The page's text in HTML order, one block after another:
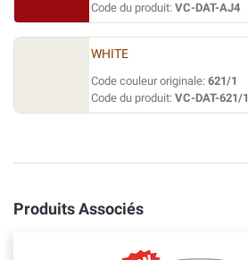
Code du produit: VC-DAT-AJ4
WHITE
Code couleur originale: 621/1
Code du produit: VC-DAT-621/1
Produits Associés